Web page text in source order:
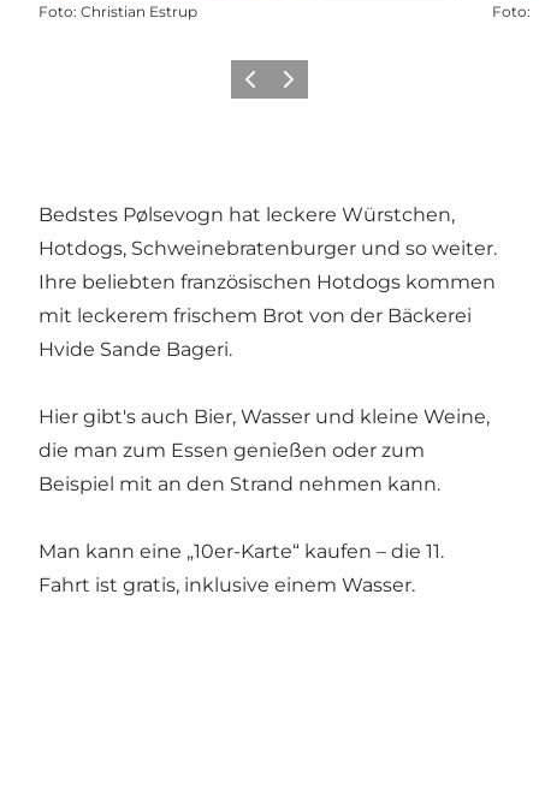
Foto: Christian Estrup Foto:
ZurückWeiter
Bedstes Pølsevogn hat leckere Würstchen,
Hotdogs, Schweinebratenburger und so weiter.
Ihre beliebten französischen Hotdogs kommen
mit leckerem frischem Brot von der Bäckerei
Hvide Sande Bageri.
Hier gibt's auch Bier, Wasser und kleine Weine,
die man zum Essen genießen oder zum
Beispiel mit an den Strand nehmen kann.
Man kann eine „10er-Karte“ kaufen – die 11.
Fahrt ist gratis, inklusive einem Wasser.